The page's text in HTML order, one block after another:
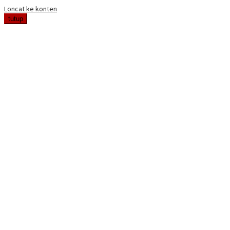
Loncat ke konten
tutup